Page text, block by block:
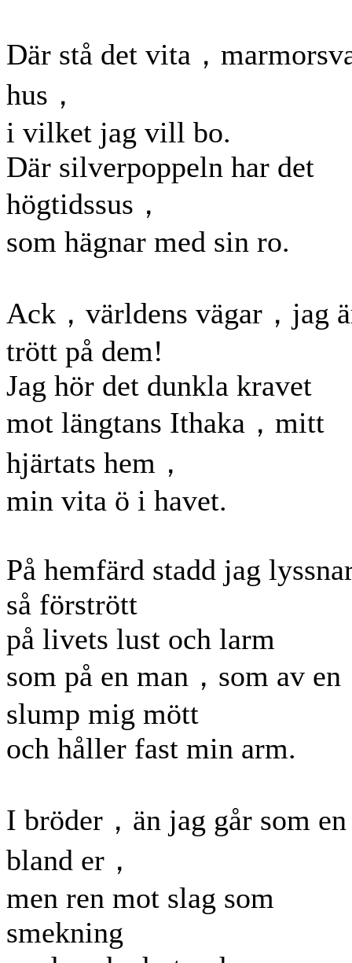
Där stå det vita，
hus，
i vilket jag vill bo.
Där silverpoppeln har det
högtidssus，
som hägnar med sin ro.
Ack，världens vägar，jag
trött på dem!
Jag hör det dunkla kravet
mot längtans Ithaka，mitt
hjärtats hem，
min vita ö i havet.
På hemfärd stadd jag
så förstrött
på livets lust och larm
som på en man，som av en
slump mig mött
och håller fast min arm.
I bröder，än jag går som en
bland er，
men ren mot slag som
smekning